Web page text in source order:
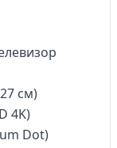
см)
4K)
Dot)